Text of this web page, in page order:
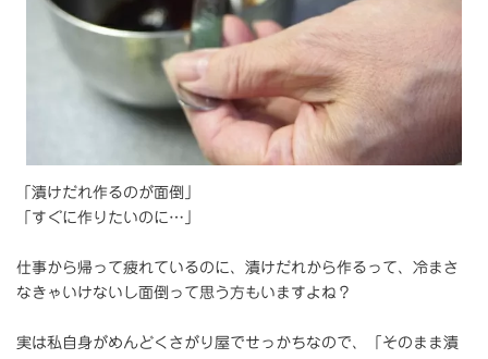
「漬けだれ作るのが面倒」
「すぐに作りたいのに…」
仕事から帰って疲れているのに、漬けだれから作るって、冷まさ
なきゃいけないし面倒って思う方もいますよね？
実は私自身がめんどくさがり屋でせっかちなので、「そのまま漬